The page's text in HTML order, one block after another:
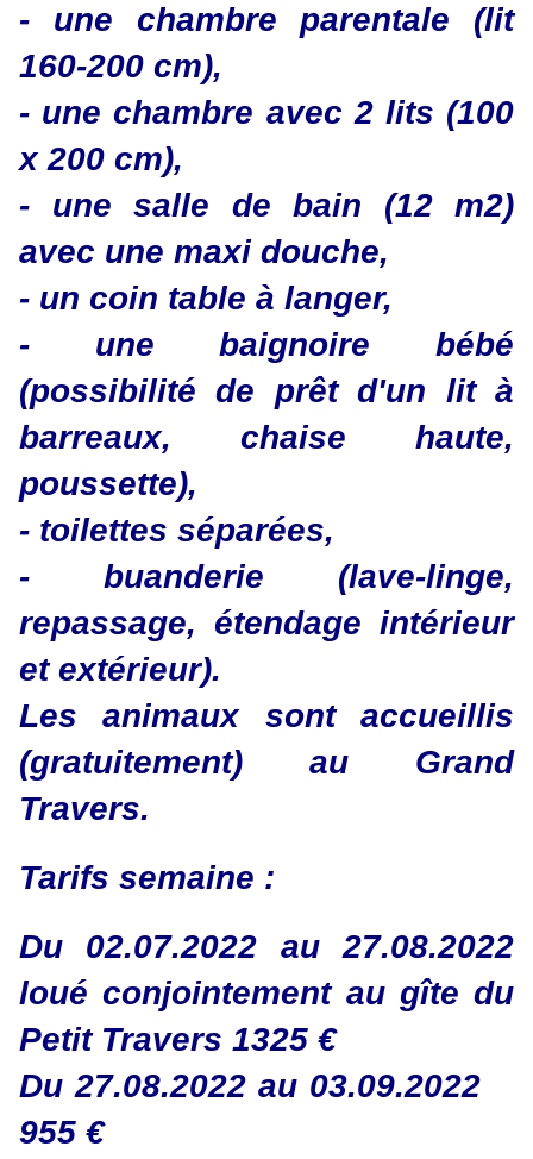
- une chambre parentale (lit
160-200 cm),
- une chambre avec 2 lits (100
x 200 cm),
- une salle de bain (12 m2)
avec une maxi douche,
- un coin table à langer,
- une baignoire bébé
(possibilité de prêt d'un lit à
barreaux, chaise haute,
poussette),
- toilettes séparées,
- buanderie (lave-linge,
repassage, étendage intérieur
et extérieur).
Les animaux sont accueillis
(gratuitement) au Grand
Travers.
Tarifs semaine :
Du 02.07.2022 au 27.08.2022
louéconjointementau gîte du
Petit Travers 1325 €
Du 27.08.2022 au 03.09.2022
955 €